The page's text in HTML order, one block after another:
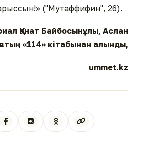
("Мутаффифин", 26).
Қанат Байбосынұлы, Аслан
«114» кітабынан алынды,
ummet.kz